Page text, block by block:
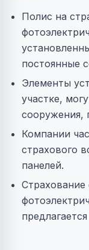
Полис на
постоянные
Элементы
участке,
сооружения,
Компании
страхового
панелей.
Страхование